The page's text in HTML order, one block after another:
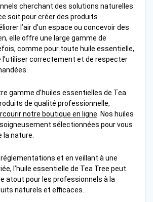
cherchant des solutions naturelles
soit pour créer des produits
l’air d’un espace ou concevoir des
elle offre une large gamme de
comme pour toute huile essentielle,
correctement et de respecter
gamme d’huiles essentielles de Tea
de qualité professionnelle,
notre boutique en ligne . Nos huiles
sélectionnées pour vous
la nature.
et en veillant à une
l’huile essentielle de Tea Tree peut
atout pour les professionnels à la
naturels et efficaces.